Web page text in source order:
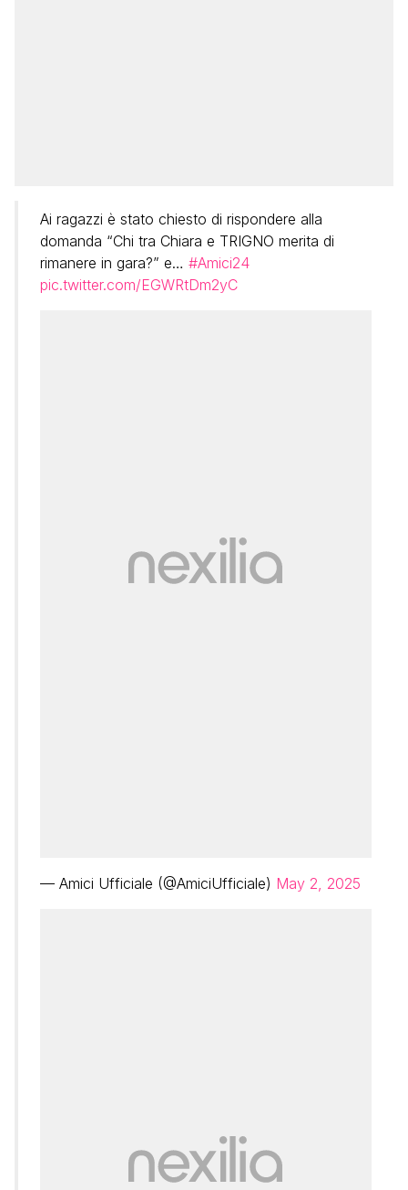
Ai ragazzi è stato chiesto di rispondere alla
domanda “Chi tra Chiara e TRIGNO merita di
rimanere in gara?” e… #Amici24
pic.twitter.com/EGWRtDm2yC
— Amici Ufficiale (@AmiciUfficiale) May 2, 2025